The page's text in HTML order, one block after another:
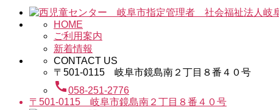
HOME
ご利用案内
新着情報
CONTACT US
〒501-0115 岐阜市鏡島南２丁目８番４０号
call058-251-2776
〒501-0115 岐阜市鏡島南２丁目８番４０号